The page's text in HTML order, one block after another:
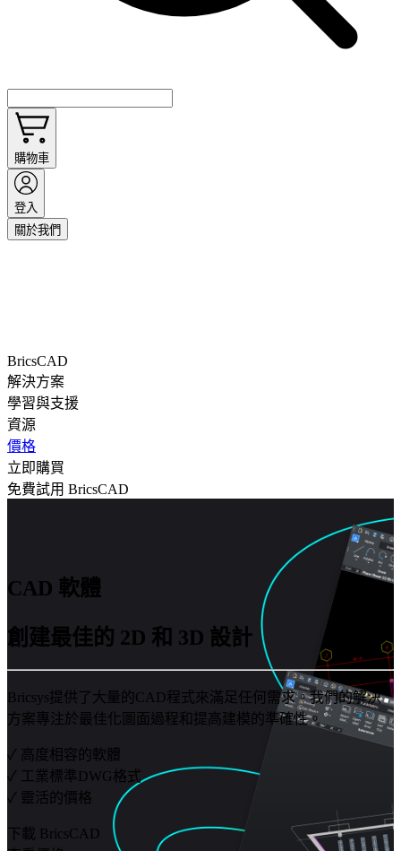
購物車
登入
關於我們
BricsCAD
解決方案
學習與支援
資源
價格
立即購買
免費試用 BricsCAD
CAD 軟體
創建最佳的 2D 和 3D 設計
Bricsys提供了大量的CAD程式來滿足任何需求。我們的解決
方案專注於最佳化圖面過程和提高建模的準確性。
✓ 高度相容的軟體
✓ 工業標準DWG格式
✓ 靈活的價格
下載 BricsCAD